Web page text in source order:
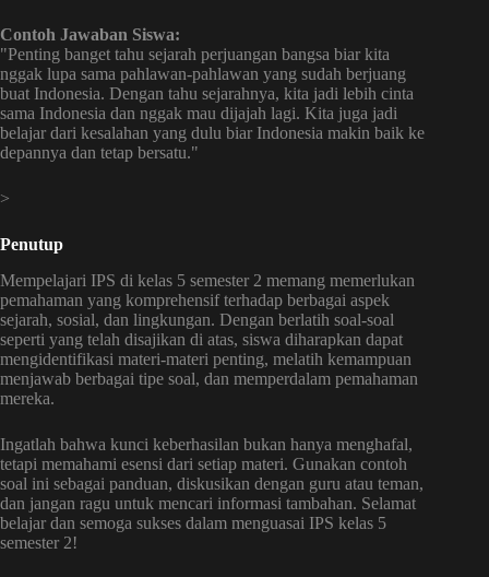
Contoh Jawaban Siswa:
"Penting banget tahu sejarah perjuangan bangsa biar kita
nggak lupa sama pahlawan-pahlawan yang sudah berjuang
buat Indonesia. Dengan tahu sejarahnya, kita jadi lebih cinta
sama Indonesia dan nggak mau dijajah lagi. Kita juga jadi
belajar dari kesalahan yang dulu biar Indonesia makin baik ke
depannya dan tetap bersatu."
>
Penutup
Mempelajari IPS di kelas 5 semester 2 memang memerlukan
pemahaman yang komprehensif terhadap berbagai aspek
sejarah, sosial, dan lingkungan. Dengan berlatih soal-soal
seperti yang telah disajikan di atas, siswa diharapkan dapat
mengidentifikasi materi-materi penting, melatih kemampuan
menjawab berbagai tipe soal, dan memperdalam pemahaman
mereka.
Ingatlah bahwa kunci keberhasilan bukan hanya menghafal,
tetapi memahami esensi dari setiap materi. Gunakan contoh
soal ini sebagai panduan, diskusikan dengan guru atau teman,
dan jangan ragu untuk mencari informasi tambahan. Selamat
belajar dan semoga sukses dalam menguasai IPS kelas 5
semester 2!